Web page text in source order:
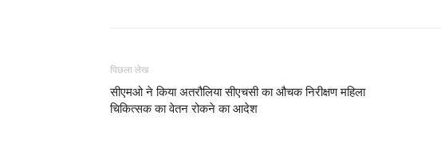
पिछला लेख
सीएमओ ने किया अतरौलिया सीएचसी का औचक निरीक्षण महिला
चिकित्सक का वेतन रोकने का आदेश